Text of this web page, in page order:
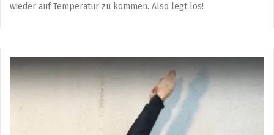
wieder auf Temperatur zu kommen. Also legt los!